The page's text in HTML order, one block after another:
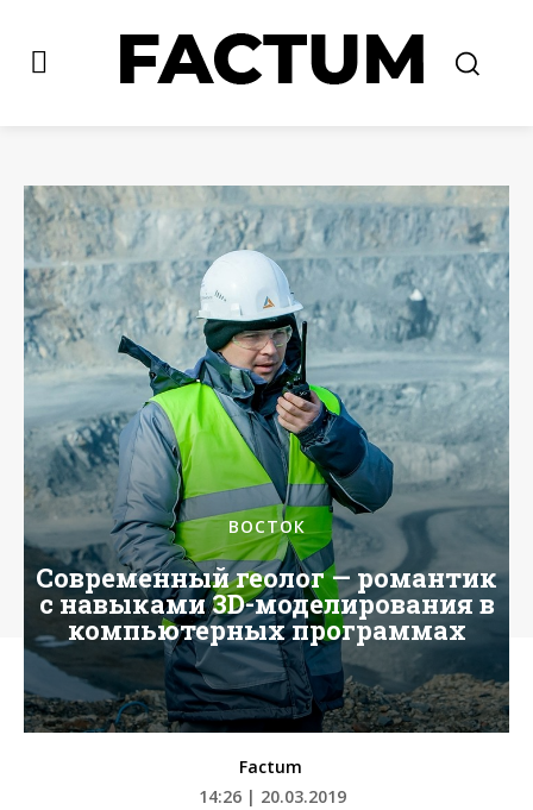
ВОСТОК
Современный геолог — романтик
с навыками 3D-моделирования в
компьютерных программах
Factum
14:26 | 20.03.2019